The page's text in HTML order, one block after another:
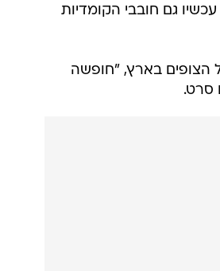
גם חובבי הקומדיות
הצופים בארץ, "חופשה
סרט.